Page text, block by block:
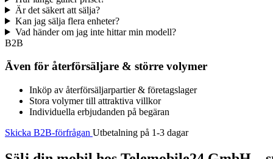
Är det säkert att sälja?
Kan jag sälja flera enheter?
Vad händer om jag inte hittar min modell?
B2B
Även för återförsäljare & större volymer
Inköp av återförsäljarpartier & företagslager
Stora volymer till attraktiva villkor
Individuella erbjudanden på begäran
Skicka B2B-förfrågan Utbetalning på 1-3 dagar